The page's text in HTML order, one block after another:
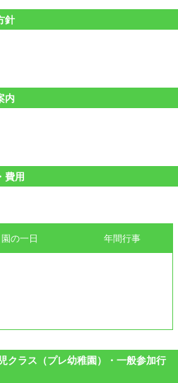
針
内
費用
園の一日 年間行事
クラス（プレ幼稚園）・一般参加行